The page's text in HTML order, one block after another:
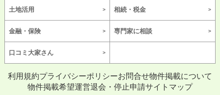
土地活用 相続・税金
金融・保険 専門家に相談
口コミ大家さん
利用規約プライバシーポリシーお問合せ物件掲載について
物件掲載希望運営退会・停止申請サイトマップ